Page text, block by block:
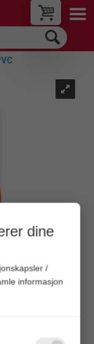
dine
/
informasjon